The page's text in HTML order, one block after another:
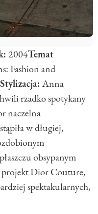
2004Temat
Fashion and
Stylizacja: Anna
rzadko spotykany
naczelna
w długiej,
obsypanym
projekt Dior Couture,
spektakularnych,